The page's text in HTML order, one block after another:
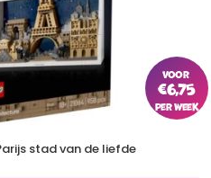
€6,75
stad van de liefde